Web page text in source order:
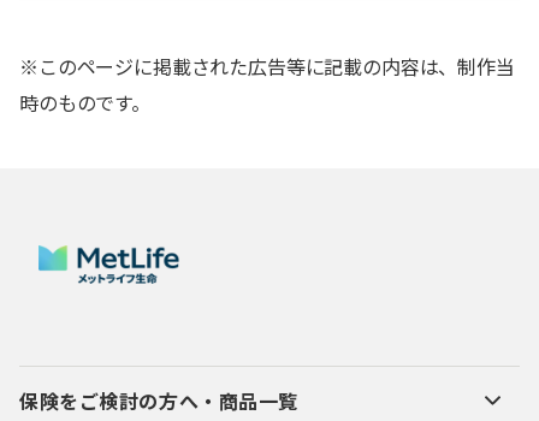
※このページに掲載された広告等に記載の内容は、制作当
時のものです。
保険をご検討の方へ・商品一覧